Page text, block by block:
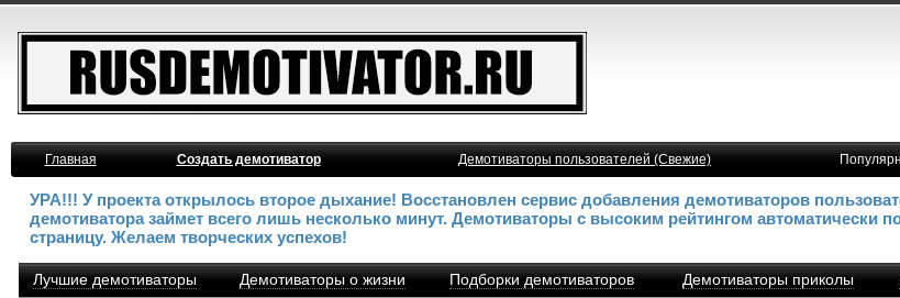
Главная
Создать демотиватор Демотиваторы пользователей (Свежие)
УРА!!! У проекта открылось второе дыхание! Восстановлен сервис добавления демотиваторов
демотиватора займет всего лишь несколько минут. Демотиваторы с высоким рейтингом автоматически
страницу. Желаем творческих успехов!
Лучшие демотиваторы Демотиваторы о жизни Подборки демотиваторов Демотиваторы приколы